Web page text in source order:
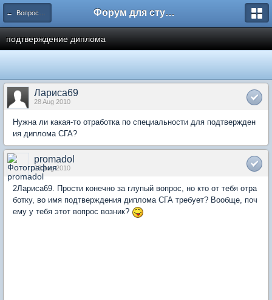
← Вопросы и ответы Форум для студента СГА
подтверждение диплома
Лариса69
28 Aug 2010
Нужна ли какая-то отработка по специальности для подтвержден
ия диплома СГА?
promadol
28 Aug 2010
2Лариса69. Прости конечно за глупый вопрос, но кто от тебя отра
ботку, во имя подтверждения диплома СГА требует? Вообще, поч
ему у тебя этот вопрос возник?